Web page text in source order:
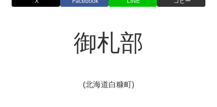
御札部
(北海道白糠町)